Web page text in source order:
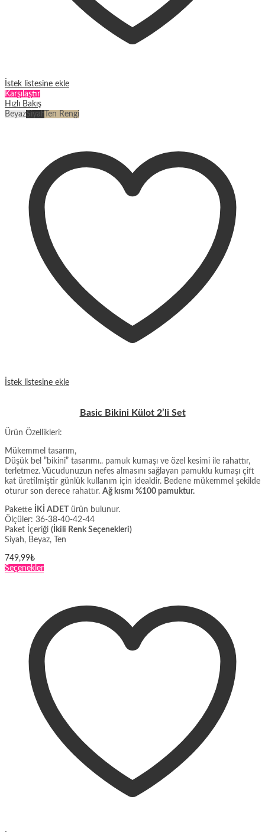
İstek listesine ekle
Karşılaştır
Hızlı Bakış
BeyazSiyah Ten Rengi
İstek listesine ekle
Basic Bikini Külot 2’li Set
Ürün Özellikleri:
Mükemmel tasarım,
Düşük bel ”bikini” tasarımı.. pamuk kumaşı ve özel kesimi ile rahattır,
terletmez. Vücudunuzun nefes almasını sağlayan pamuklu kumaşı çift
kat üretilmiştir günlük kullanım için idealdir. Bedene mükemmel şekilde
oturur son derece rahattır. Ağ kısmı %100 pamuktur.
Pakette İKİ ADET
ürün bulunur.
Ölçüler: 36-38-40-42-44
Paket İçeriği (İkili Renk Seçenekleri)
Siyah, Beyaz, Ten
749,99₺
SeçeneklerBu
varyasyonu
var.
Seçenekler
ürün
sayfasından
seçilebilir